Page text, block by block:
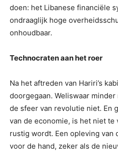
doen: het Libanese financiële
ondraaglijk hoge
onhoudbaar.
Technocraten aan het roer
Na het aftreden van Hariri’s
doorgegaan. Weliswaar
de sfeer van revolutie niet. En
van de economie, is het niet te
rustig wordt. Een opleving van
voor de hand, zeker als de